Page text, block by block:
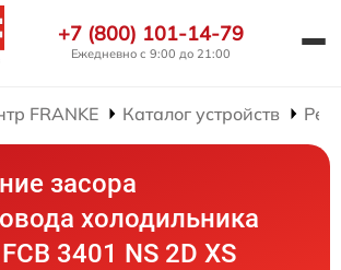
+7 (800) 101-14-79
Ежедневно с 9:00 до 21:00
FRANKE Каталог устройств
засора
холодильника
3401 NS 2D XS